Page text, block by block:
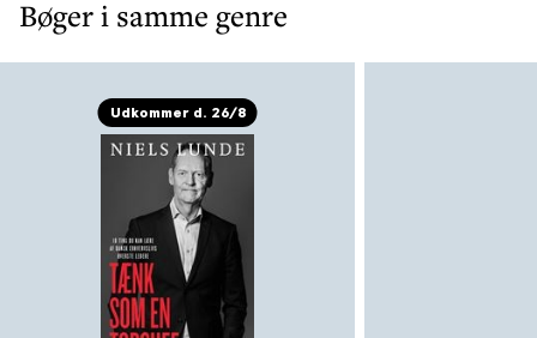
Bøger i samme genre
Udkommer d. 26/8